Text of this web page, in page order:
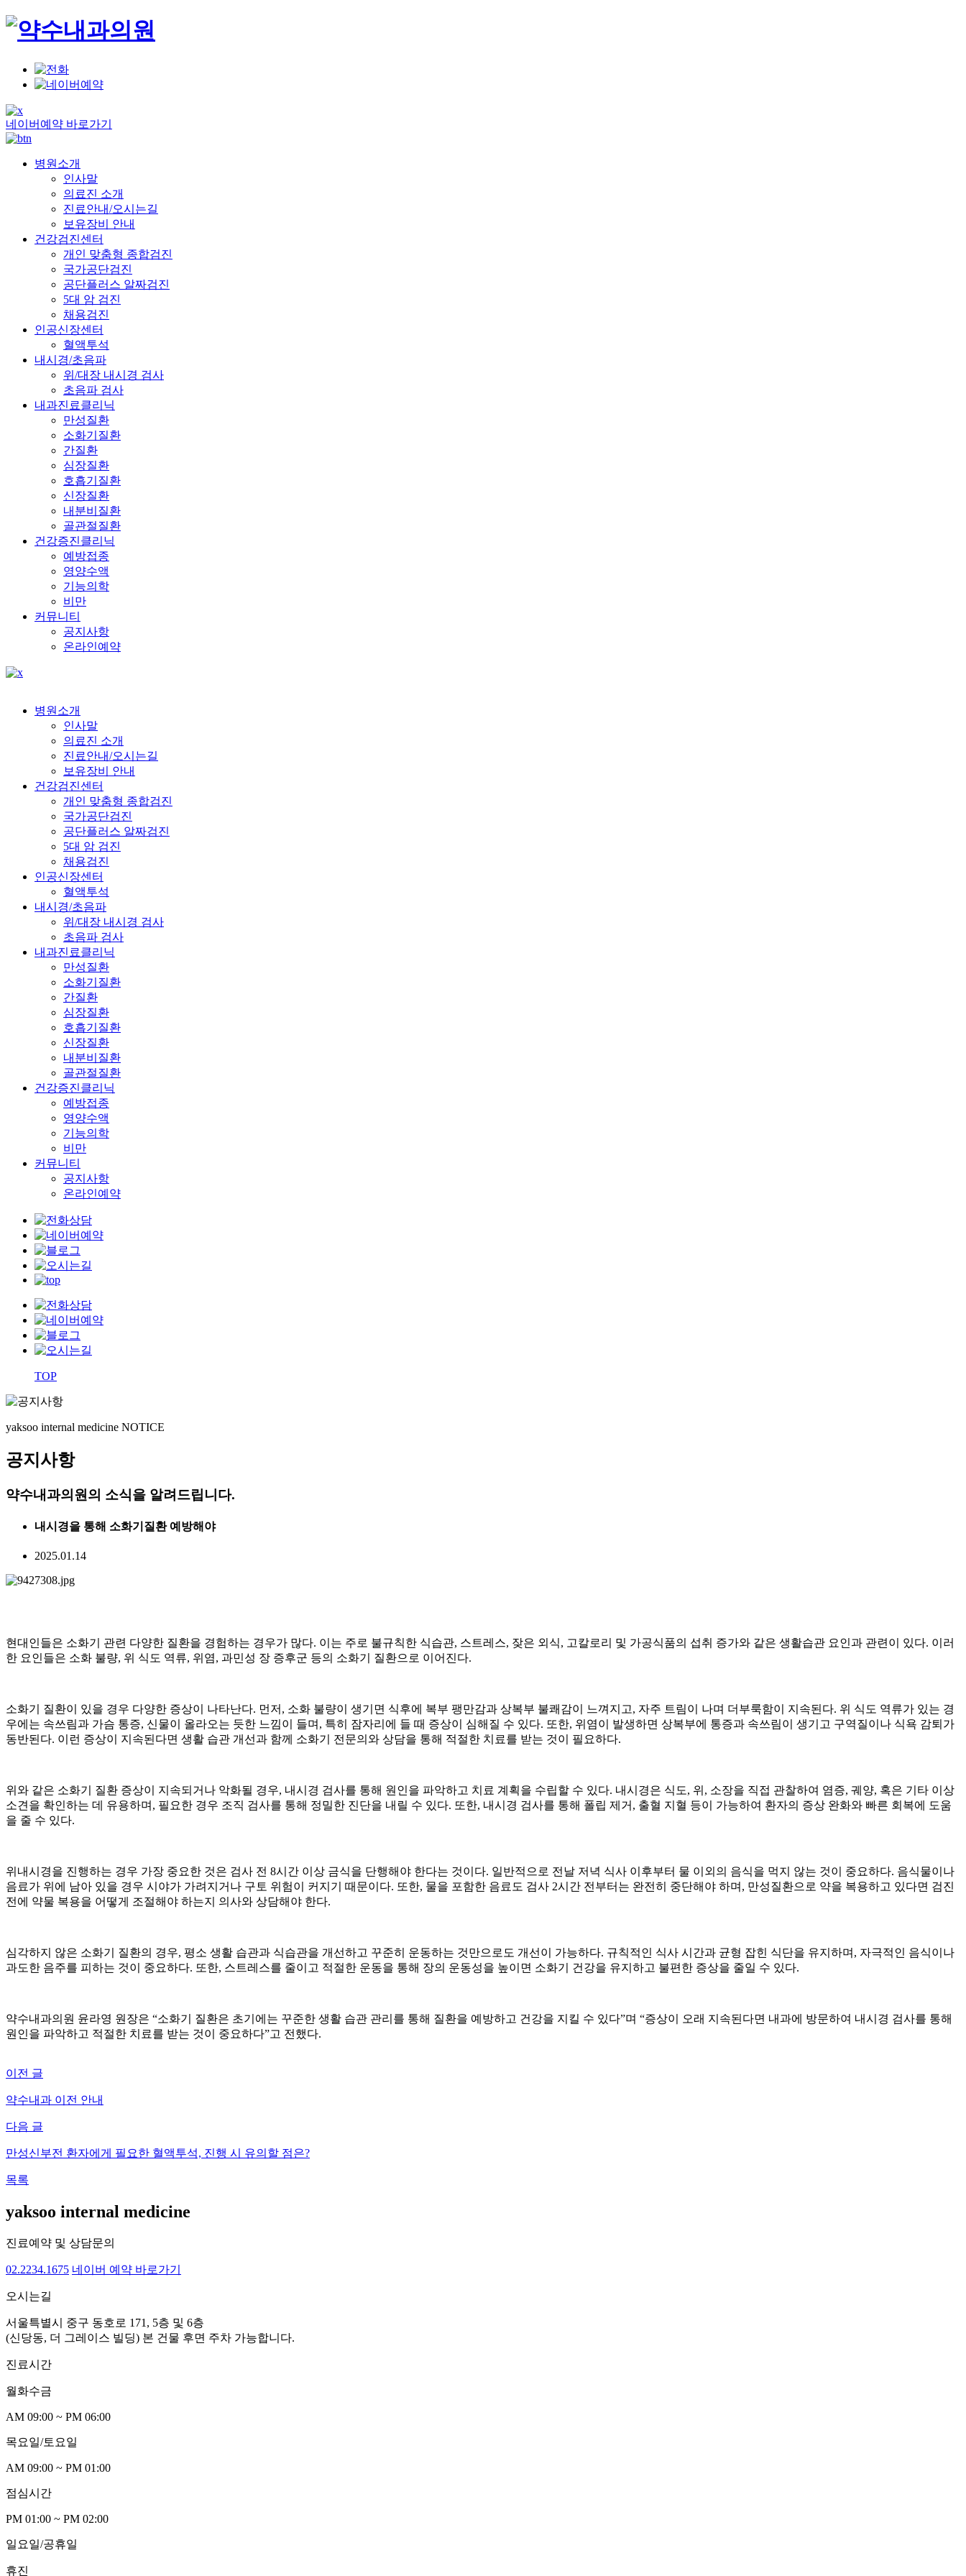
네이버예약 바로가기
병원소개
인사말
의료진 소개
진료안내/오시는길
보유장비 안내
건강검진센터
개인 맞춤형 종합검진
국가공단검진
공단플러스 알짜검진
5대 암 검진
채용검진
인공신장센터
혈액투석
내시경/초음파
위/대장 내시경 검사
초음파 검사
내과진료클리닉
만성질환
소화기질환
간질환
심장질환
호흡기질환
신장질환
내분비질환
골관절질환
건강증진클리닉
예방접종
영양수액
기능의학
비만
커뮤니티
공지사항
온라인예약
병원소개
인사말
의료진 소개
진료안내/오시는길
보유장비 안내
건강검진센터
개인 맞춤형 종합검진
국가공단검진
공단플러스 알짜검진
5대 암 검진
채용검진
인공신장센터
혈액투석
내시경/초음파
위/대장 내시경 검사
초음파 검사
내과진료클리닉
만성질환
소화기질환
간질환
심장질환
호흡기질환
신장질환
내분비질환
골관절질환
건강증진클리닉
예방접종
영양수액
기능의학
비만
커뮤니티
공지사항
온라인예약
TOP
yaksoo internal medicine NOTICE
공지사항
약수내과의원의 소식을 알려드립니다.
내시경을 통해 소화기질환 예방해야
2025.01.14
현대인들은 소화기 관련 다양한 질환을 경험하는 경우가 많다. 이는 주로 불규칙한 식습관, 스트레스, 잦은 외식, 고칼로리 및 가공식품의 섭취 증가와 같은 생활습관 요인과 관련이 있다. 이러
한 요인들은 소화 불량, 위 식도 역류, 위염, 과민성 장 증후군 등의 소화기 질환으로 이어진다.
소화기 질환이 있을 경우 다양한 증상이 나타난다. 먼저 , 소화 불량이 생기면 식후에 복부 팽만감과 상복부 불쾌감이 느껴지고, 자주 트림이 나며 더부룩함이 지속된다. 위 식도 역류가 있는 경
우에는 속쓰림과 가슴 통증, 신물이 올라오는 듯한 느낌이 들며 , 특히 잠자리에 들 때 증상이 심해질 수 있다. 또한, 위염이 발생하면 상복부에 통증과 속쓰림이 생기고 구역질이나 식욕 감퇴가
동반된다. 이런 증상이 지속된다면 생활 습관 개선과 함께 소화기 전문의와 상담을 통해 적절한 치료를 받는 것이 필요하다.
위와 같은 소화기 질환 증상이 지속되거나 악화될 경우, 내시경 검사를 통해 원인을 파악하고 치료 계획을 수립할 수 있다. 내시경은 식도, 위 , 소장을 직접 관찰하여 염증, 궤양, 혹은 기타 이상
소견을 확인하는 데 유용하며 , 필요한 경우 조직 검사를 통해 정밀한 진단을 내릴 수 있다. 또한, 내시경 검사를 통해 폴립 제거 , 출혈 지혈 등이 가능하여 환자의 증상 완화와 빠른 회복에 도움
을 줄 수 있다.
위내시경을 진행하는 경우 가장 중요한 것은 검사 전 8시간 이상 금식을 단행해야 한다는 것이다. 일반적으로 전날 저녁 식사 이후부터 물 이외의 음식을 먹지 않는 것이 중요하다. 음식물이나
음료가 위에 남아 있을 경우 시야가 가려지거나 구토 위험이 커지기 때문이다. 또한, 물을 포함한 음료도 검사 2시간 전부터는 완전히 중단해야 하며 , 만성질환으로 약을 복용하고 있다면 검진
전에 약물 복용을 어떻게 조절해야 하는지 의사와 상담해야 한다.
심각하지 않은 소화기 질환의 경우, 평소 생활 습관과 식습관을 개선하고 꾸준히 운동하는 것만으로도 개선이 가능하다. 규칙적인 식사 시간과 균형 잡힌 식단을 유지하며 , 자극적인 음식이나
과도한 음주를 피하는 것이 중요하다. 또한, 스트레스를 줄이고 적절한 운동을 통해 장의 운동성을 높이면 소화기 건강을 유지하고 불편한 증상을 줄일 수 있다.
약수내과의원 윤라영 원장은 “소화기 질환은 초기에는 꾸준한 생활 습관 관리를 통해 질환을 예방하고 건강을 지킬 수 있다”며 “증상이 오래 지속된다면 내과에 방문하여 내시경 검사를 통해
원인을 파악하고 적절한 치료를 받는 것이 중요하다”고 전했다.
이전 글
약수내과 이전 안내
다음 글
만성신부전 환자에게 필요한 혈액투석, 진행 시 유의할 점은?
목록
yaksoo internal medicine
진료예약 및 상담문의
02.2234.1675 네이버 예약 바로가기
오시는길
서울특별시 중구 동호로 171, 5층 및 6층
(신당동, 더 그레이스 빌딩) 본 건물 후면 주차 가능합니다.
진료시간
월화수금
AM 09:00 ~ PM 06:00
목요일/토요일
AM 09:00 ~ PM 01 :00
점심시 간
PM 01 :00 ~ PM 02:00
일요일/공휴일
휴진